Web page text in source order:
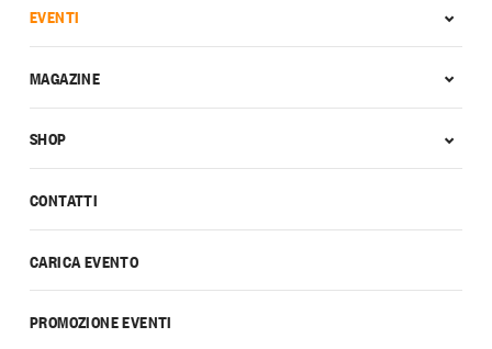
CONTATTI
CARICA EVENTO
PROMOZIONE EVENTI
EVENTI
MAGAZINE
SHOP